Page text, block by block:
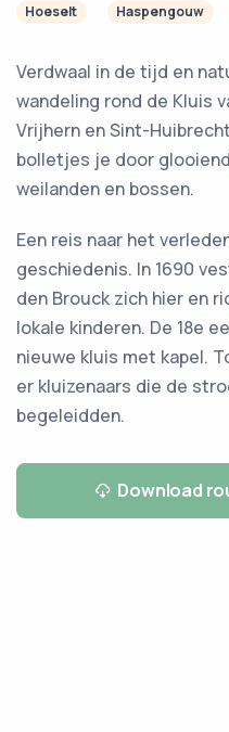
Hoeselt Haspengouw
Verdwaal in de tijd en
wandeling rond de Kluis
Vrijhern en Sint-
bolletjes je door
weilanden en bossen.
Een reis naar het
geschiedenis. In 1690
den Brouck zich hier en
lokale kinderen. De 18e
nieuwe kluis met kapel.
er kluizenaars die de
begeleidden.
Download